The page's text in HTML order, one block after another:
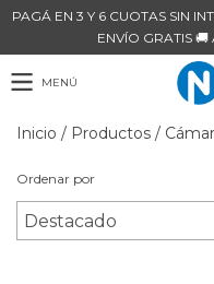
PAGÁ EN 3 Y 6 CUOTAS SIN
ENVÍO GRATIS
MENÚ
Inicio / Productos /
Ordenar por